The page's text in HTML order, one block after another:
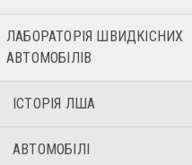
ЛАБОРАТОРІЯ ШВИДКІСНИХ
АВТОМОБІЛІВ
ІСТОРІЯ ЛША
АВТОМОБІЛІ